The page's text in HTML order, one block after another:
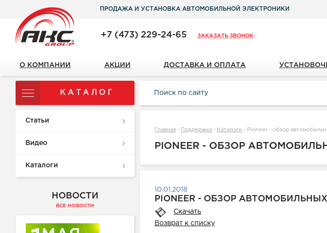
ПРОДАЖА И УСТАНОВКА АВТОМОБИЛЬНОЙ ЭЛЕКТРОНИКИ
+7 (473) 229-24-65 ЗАКАЗАТЬ ЗВОНОК
О КОМПАНИИ АКЦИИ ДОСТАВКА И ОПЛАТА
КАТАЛОГ
Статьи
Видео
Каталоги
НОВОСТИ
ВСЕ НОВОСТИ
Главная - Поддержка - Каталоги - Pioneer - обзор
PIONEER - ОБЗОР
10.01.2018
PIONEER - ОБЗОР
Скачать
Возврат к списку